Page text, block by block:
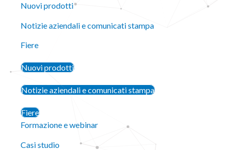
Nuovi prodotti
Notizie aziendali e comunicati stampa
Fiere
Nuovi prodotti
Notizie aziendali e comunicati stampa
Fiere
Formazione e webinar
Casi studio